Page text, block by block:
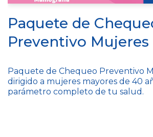
Paquete de
Preventivo Mujeres
Paquete de Chequeo Preventivo
dirigido a mujeres mayores de 40
parámetro completo de tu salud.